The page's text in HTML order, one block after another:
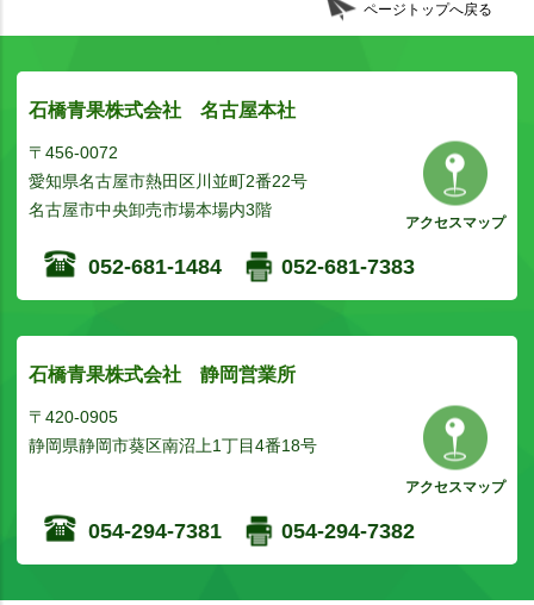
ページトップへ戻る
石橋青果株式会社 名古屋本社
〒456-0072
愛知県名古屋市熱田区川並町2番22号
名古屋市中央卸売市場本場内3階
アクセスマップ
052-681-1484 052-681-7383
石橋青果株式会社 静岡営業所
〒420-0905
静岡県静岡市葵区南沼上1丁目4番18号
アクセスマップ
054-294-7381 054-294-7382